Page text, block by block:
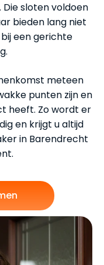
sloten voldoen
bieden lang niet
een gerichte
meteen
punten zijn en
heeft. Zo wordt er
en krijgt u altijd
in Barendrecht